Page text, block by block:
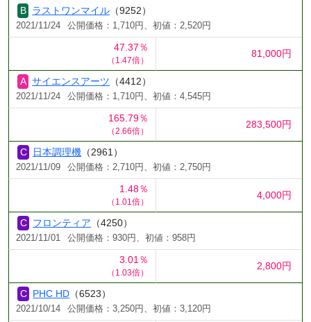
ラストワンマイル （9252）
2021/11/24 公開価格：1,710円、初値：2,520円
47.37％
（1.47倍）
81,000円
サイエンスアーツ （4412）
2021/11/24 公開価格：1,710円、初値：4,545円
165.79％
（2.66倍）
283,500円
日本調理機 （2961）
2021/11/09 公開価格：2,710円、初値：2,750円
1.48％
（1.01倍）
4,000円
フロンティア （4250）
2021/11/01 公開価格：930円、初値：958円
3.01％
（1.03倍）
2,800円
PHC HD （6523）
2021/10/14 公開価格：3,250円、初値：3,120円